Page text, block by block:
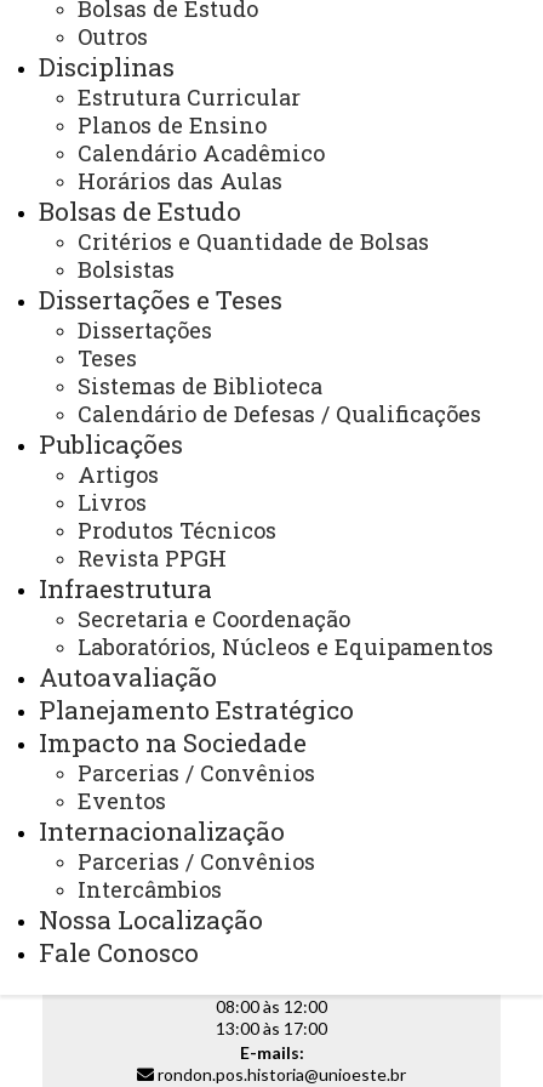
Bolsas de Estudo
Outros
Disciplinas
Estrutura Curricular
Planos de Ensino
Calendário Acadêmico
Horários das Aulas
Bolsas de Estudo
Critérios e Quantidade de Bolsas
Bolsistas
Dissertações e Teses
Dissertações
Teses
Sistemas de Biblioteca
Calendário de Defesas / Qualificações
Publicações
Artigos
Livros
Produtos Técnicos
Revista PPGH
Infraestrutura
Secretaria e Coordenação
Laboratórios, Núcleos e Equipamentos
Autoavaliação
Planejamento Estratégico
Impacto na Sociedade
Parcerias / Convênios
Eventos
Internacionalização
Parcerias / Convênios
Intercâmbios
Nossa Localização
Fale Conosco
Mestrado e Doutorado. O Programa iniciou suas
atividades em julho de 2000, aprovando, na primeira
seleção, 16 alunos para o mestrado e 09 para o
doutorado. Em março de 2001, ingressaram mais 11
alunos, aprovados na segunda seleção, feita
exclusivamente para o Mestrado. O total de alunos
incorporados ao Programa Interinstitucional
UFF/Unioeste foi de 36 (trinta e seis), tendo sido
titulados 27 mestres e 07 doutores, dos quais 03 eram
docentes da Unioeste e integram atualmente o corpo
docente do PPGH, composto por um total 18 docentes
(dados de abril de 2019).
Em 2008, foram titulados os primeiros mestres do
PPGH. Até dezembro de 2019, foram realizadas 153
defesas de dissertação de Mestrado. Por sua vez, em
dezembro de 2014 foi autorizado o Curso de Doutorado
em História por parte da CAPES. As atividades do Curso
iniciaram-se no segundo semestre de 2015 e o
Programa, desde então, já formou 07 doutores.
ATUALIZAÇÃO MAIS RECENTE: 12 DE FEVEREIRO
DE 2026
ACESSOS: 223
PPGH
(45) 3284-7878
Ramal - 7900
Horário de Atendimento:
08:00 às 12:00
13:00 às 17:00
E-mails:
rondon.pos.historia@unioeste.br